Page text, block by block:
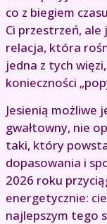
co z biegiem
Ci przestrzeń,
relacja, która
jedna z tych
konieczności
Jesienią możliwe
gwałtowny, nie
taki, który
dopasowania i
2026 roku
energetycznie:
najlepszym tego